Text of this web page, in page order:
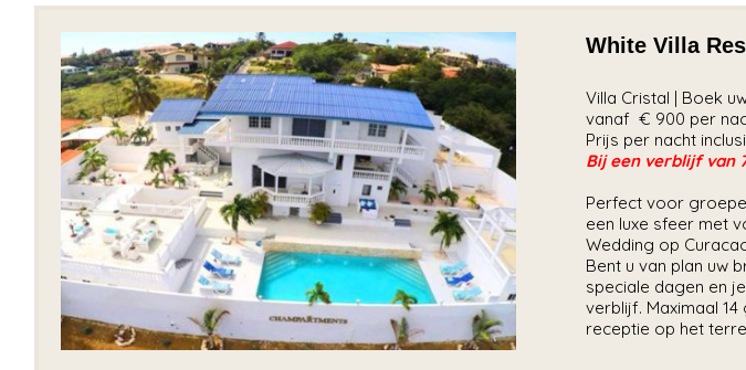
White Villa
Villa Cristal | Boek
vanaf € 900 per
Prijs per nacht
Bij een verblijf van
Perfect voor
een luxe sfeer met
Wedding op
Bent u van plan uw
speciale dagen en
verblijf. Maximaal
receptie op het